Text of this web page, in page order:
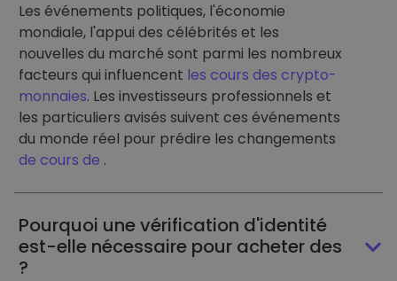
Les événements politiques, l'économie
mondiale, l'appui des célébrités et les
nouvelles du marché sont parmi les nombreux
facteurs qui influencent les cours des crypto-
monnaies. Les investisseurs professionnels et
les particuliers avisés suivent ces événements
du monde réel pour prédire les changements
de cours de .
Pourquoi une vérification d'identité
est-elle nécessaire pour acheter des
?